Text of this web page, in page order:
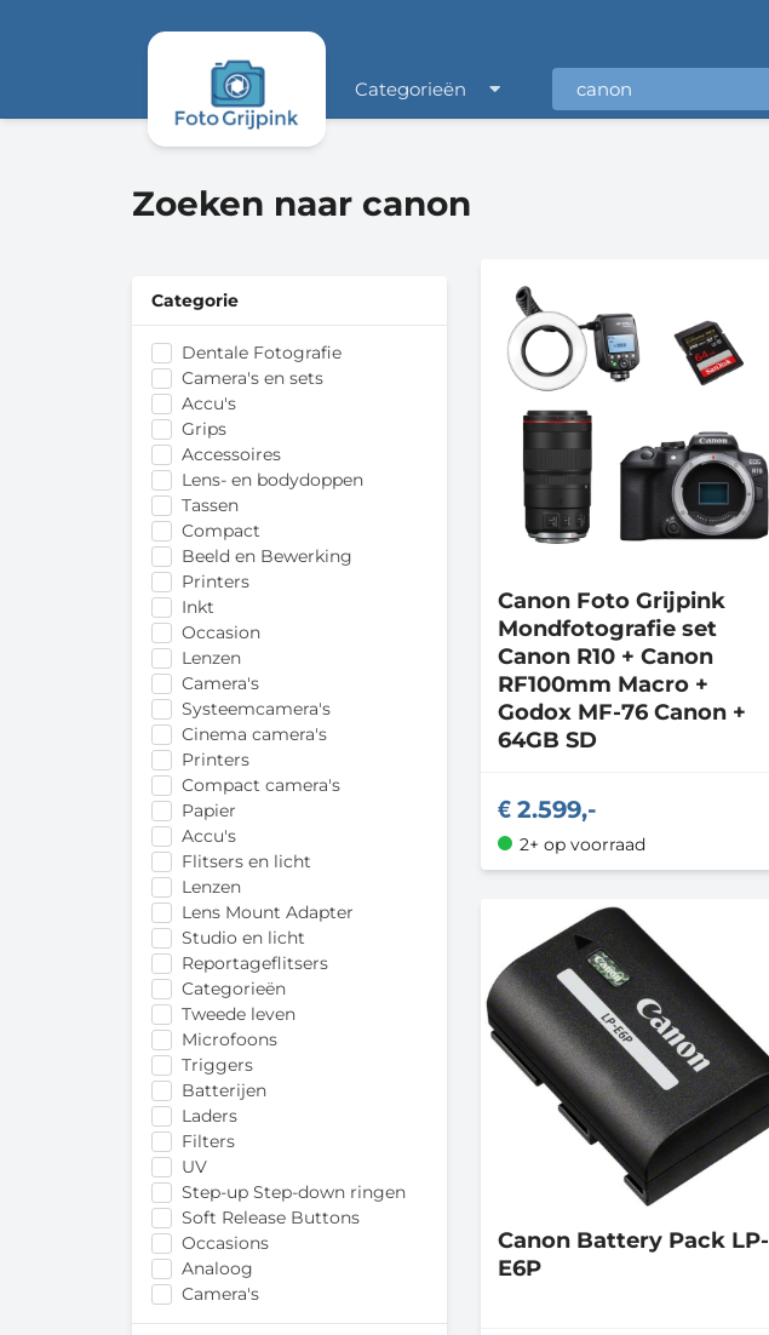
Categorieën
Zoeken naar canon
Categorie
Dentale Fotografie
Camera's en sets
Accu's
Grips
Accessoires
Lens- en bodydoppen
Tassen
Compact
Beeld en Bewerking
Printers
Inkt
Occasion
Lenzen
Camera's
Systeemcamera's
Cinema camera's
Printers
Compact camera's
Papier
Accu's
Flitsers en licht
Lenzen
Lens Mount Adapter
Studio en licht
Reportageflitsers
Categorieën
Tweede leven
Microfoons
Triggers
Batterijen
Laders
Filters
UV
Step-up Step-down ringen
Soft Release Buttons
Occasions
Analoog
Camera's
Canon Foto Grijpink
Mondfotografie set
Canon R10 + Canon
RF100mm Macro +
Godox MF-76 Canon +
64GB SD
2.599,-
2+ op voorraad
Canon Battery Pack LP-
E6P